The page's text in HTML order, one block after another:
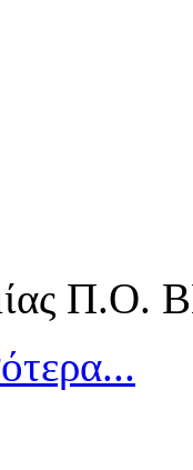
Π.Ο.